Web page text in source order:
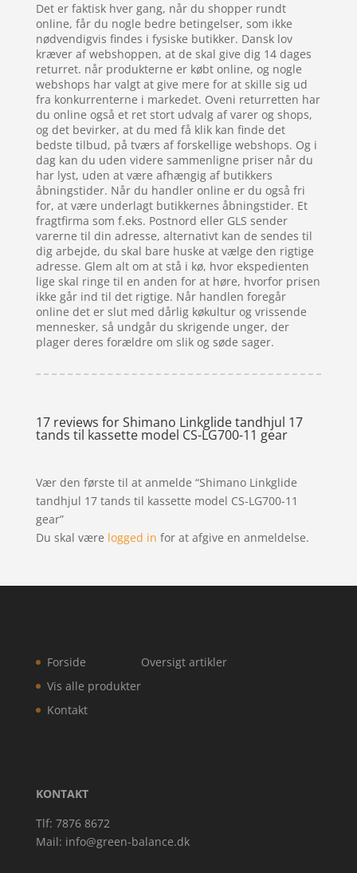
Det er faktisk hver gang, når du shopper rundt
online, får du nogle bedre betingelser, som ikke
nødvendigvis findes i fysiske butikker. Dansk lov
kræver af webshoppen, at de skal give dig 14 dages
returret. når produkterne er købt online, og nogle
webshops har valgt at give mere for at skille sig ud
fra konkurrenterne i markedet. Oveni returretten har
du online også et ret stort udvalg af varer og shops,
og det bevirker, at du med få klik kan finde det
bedste tilbud, på tværs af forskellige webshops. Og i
dag kan du uden videre sammenligne priser når du
har lyst, uden at være afhængig af butikkers
åbningstider. Når du handler online er du også fri
for, at være underlagt butikkernes åbningstider. Et
fragtfirma som f.eks. Postnord eller GLS sender
varerne til din adresse, alternativt kan de sendes til
dig arbejde, du skal bare huske at vælge den rigtige
adresse. Glem alt om at stå i kø, hvor ekspedienten
lige skal ringe til en anden for at høre, hvorfor prisen
ikke går ind til det rigtige. Når handlen foregår
online det er slut med dårlig køkultur og vrissende
mennesker, så undgår du skrigende unger, der
plager deres forældre om slik og søde sager.
17 reviews forShimano Linkglide tandhjul 17
tands til kassette model CS-LG700-11 gear
Vær den første til at anmelde “Shimano Linkglide
tandhjul 17 tands til kassette model CS-LG700-11
gear”
Du skal være logged in for at afgive en anmeldelse.
Forside
Vis alle produkter
Kontakt
Oversigt artikler
KONTAKT
Tlf: 7876 8672
Mail: info@green-balance.dk